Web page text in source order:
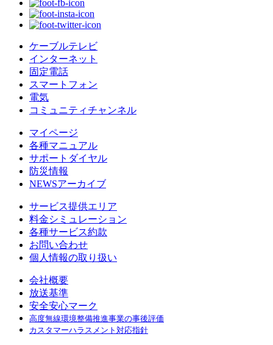
ケーブルテレビ
インターネット
固定電話
スマートフォン
電気
コミュニティチャンネル
マイページ
各種マニュアル
サポートダイヤル
防災情報
NEWSアーカイブ
サービス提供エリア
料金シミュレーション
各種サービス約款
お問い合わせ
個人情報の取り扱い
会社概要
放送基準
安全安心マーク
高度無線環境整備推進事業の事後評価
カスタマーハラスメント対応指針